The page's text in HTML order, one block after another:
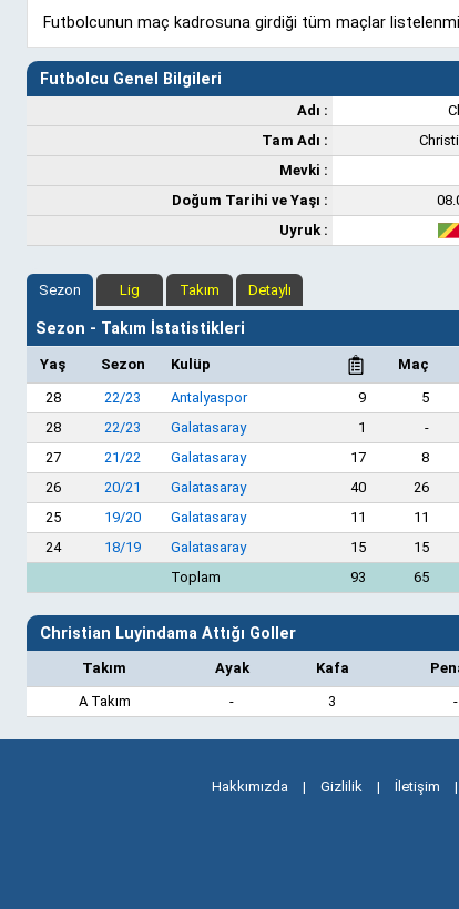
Futbolcunun maç kadrosuna girdiği tüm maçlar
Futbolcu Genel Bilgileri
Adı :
Tam Adı :
Mevki :
Doğum Tarihi ve Yaşı :
Uyruk :
Sezon Lig Takım Detaylı
Sezon - Takım İstatistikleri
Yaş Sezon Kulüp Maç
28
22/23 Antalyaspor 9 5
28
22/23 Galatasaray 1 -
27
21/22 Galatasaray 17 8
26
20/21 Galatasaray 40 26
25
19/20 Galatasaray 11 11
24
18/19 Galatasaray 15 15
Toplam
93 65
Christian Luyindama Attığı Goller
Takım Ayak Kafa
A Takım
- 3 -
Hakkımızda | Gizlilik | İletişim |